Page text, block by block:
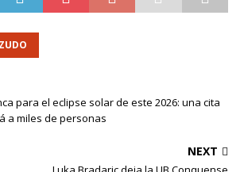
para el eclipse solar de este 2026: una cita
a miles de personas
NEXT